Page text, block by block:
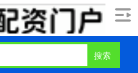
搜索